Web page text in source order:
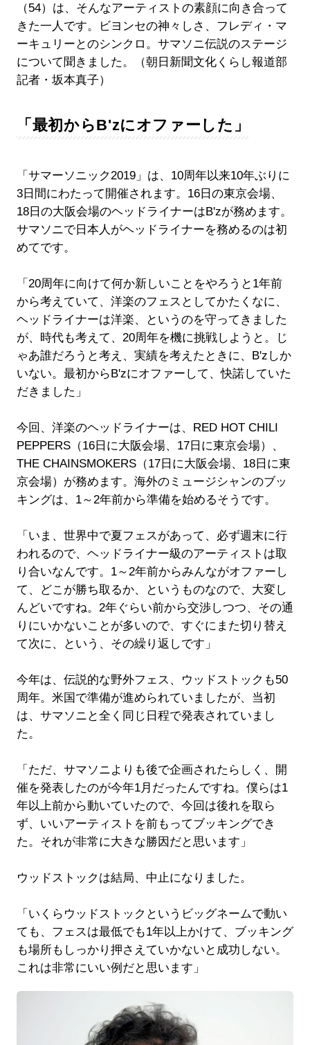
（54）は、そんなアーティストの素顔に向き合って
きた一人です。ビヨンセの神々しさ、フレディ・マ
ーキュリーとのシンクロ。サマソニ伝説のステージ
について聞きました。（朝日新聞文化くらし報道部
記者・坂本真子）
「最初からB'zにオファーした」
「サマーソニック2019」は、10周年以来10年ぶりに
3日間にわたって開催されます。16日の東京会場、
18日の大阪会場のヘッドライナーはB'zが務めます。
サマソニで日本人がヘッドライナーを務めるのは初
めてです。
「20周年に向けて何か新しいことをやろうと1年前
から考えていて、洋楽のフェスとしてかたくなに、
ヘッドライナーは洋楽、というのを守ってきました
が、時代も考えて、20周年を機に挑戦しようと。じ
ゃあ誰だろうと考え、実績を考えたときに、B'zしか
いない。最初からB'zにオファーして、快諾していた
だきました」
今回、洋楽のヘッドライナーは、RED HOT CHILI
PEPPERS（16日に大阪会場、17日に東京会場）、
THE CHAINSMOKERS（17日に大阪会場、18日に東
京会場）が務めます。海外のミュージシャンのブッ
キングは、1～2年前から準備を始めるそうです。
「いま、世界中で夏フェスがあって、必ず週末に行
われるので、ヘッドライナー級のアーティストは取
り合いなんです。1～2年前からみんながオファーし
て、どこが勝ち取るか、というものなので、大変し
んどいですね。2年ぐらい前から交渉しつつ、その通
りにいかないことが多いので、すぐにまた切り替え
て次に、という、その繰り返しです」
今年は、伝説的な野外フェス、ウッドストックも50
周年。米国で準備が進められていましたが、当初
は、サマソニと全く同じ日程で発表されていまし
た。
「ただ、サマソニよりも後で企画されたらしく、開
催を発表したのが今年1月だったんですね。僕らは1
年以上前から動いていたので、今回は後れを取ら
ず、いいアーティストを前もってブッキングでき
た。それが非常に大きな勝因だと思います」
ウッドストックは結局、中止になりました。
「いくらウッドストックというビッグネームで動い
ても、フェスは最低でも1年以上かけて、ブッキング
も場所もしっかり押さえていかないと成功しない。
これは非常にいい例だと思います」